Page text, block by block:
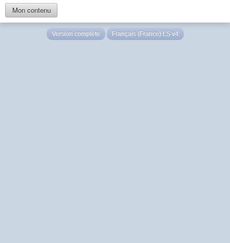
Mon contenu
Version complète Français (France) LS v4